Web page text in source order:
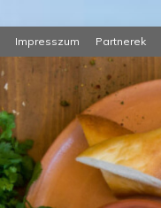
Impresszum Partnerek